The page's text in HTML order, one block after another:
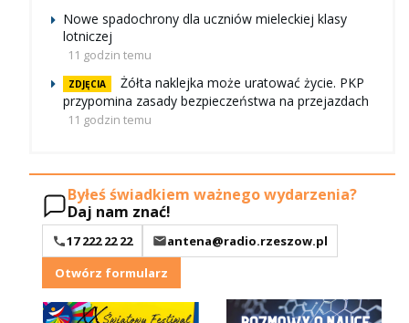
Nowe spadochrony dla uczniów mieleckiej klasy
lotniczej
11 godzin temu
ZDJĘCIA
Żółta naklejka może uratować życie. PKP
przypomina zasady bezpieczeństwa na przejazdach
11 godzin temu
Byłeś świadkiem ważnego wydarzenia?
Daj nam znać!
17 222 22 22
antena@radio.rzeszow.pl
Otwórz formularz